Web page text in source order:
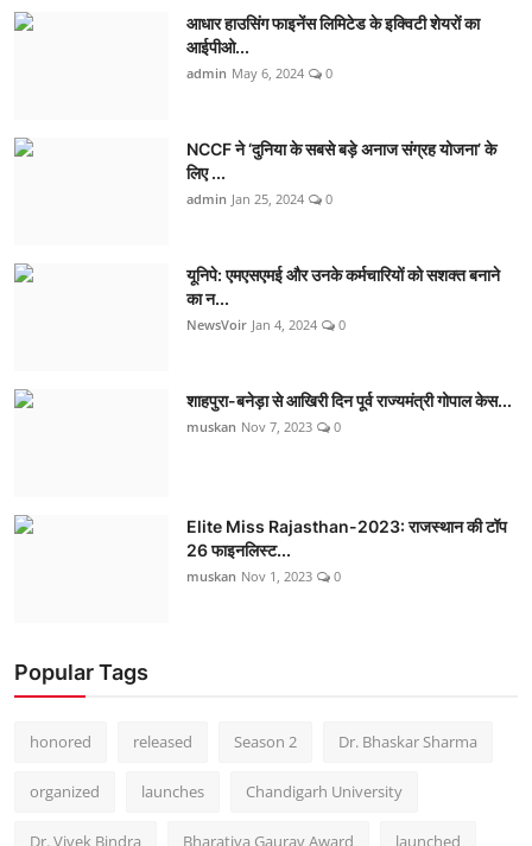
आधार हाउसिंग फाइनेंस लिमिटेड के इक्विटी शेयरों का
आईपीओ...
admin May 6, 2024 0
NCCF ने ‘दुनिया के सबसे बड़े अनाज संग्रह योजना’ के
लिए ...
admin Jan 25, 2024 0
यूनिपे: एमएसएमई और उनके कर्मचारियों को सशक्त बनाने
का न...
NewsVoir Jan 4, 2024 0
शाहपुरा-बनेड़ा से आखिरी दिन पूर्व राज्यमंत्री गोपाल केस...
muskan Nov 7, 2023 0
Elite Miss Rajasthan-2023: राजस्थान की टॉप
26 फाइनलिस्ट...
muskan Nov 1, 2023 0
Popular Tags
honored released Season 2 Dr. Bhaskar Sharma
organized launches Chandigarh University